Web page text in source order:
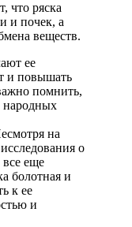
что ряска
и почек, а
веществ.
ее
и повышать
помнить,
народных
на
о
все еще
болотная и
к ее
и